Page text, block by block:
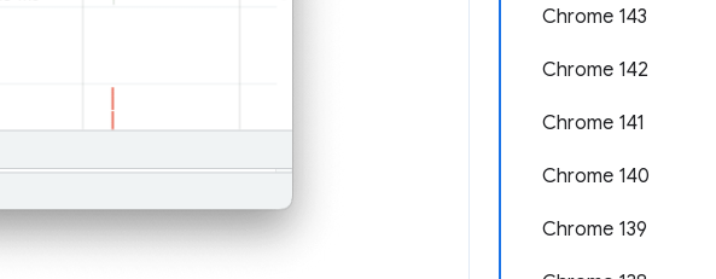
Chrome 143
Chrome 142
Chrome 141
Chrome 140
Chrome 139